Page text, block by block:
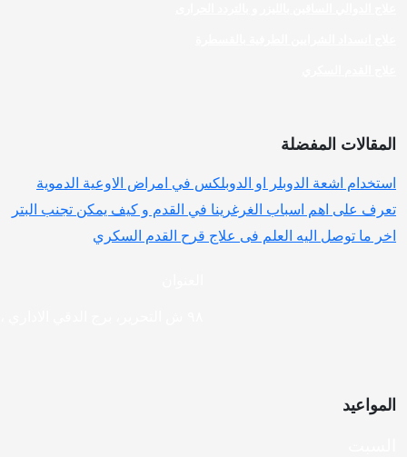
المقالات المفضلة
استخدام اشعة الدوبلر او الدوبلكس في امراض الاوعية الدموية
تعرف على اهم اسباب الغرغرينا في القدم و كيف يمكن تجنب البتر
اخر ما توصل اليه العلم فى علاج قرح القدم السكري
المواعيد